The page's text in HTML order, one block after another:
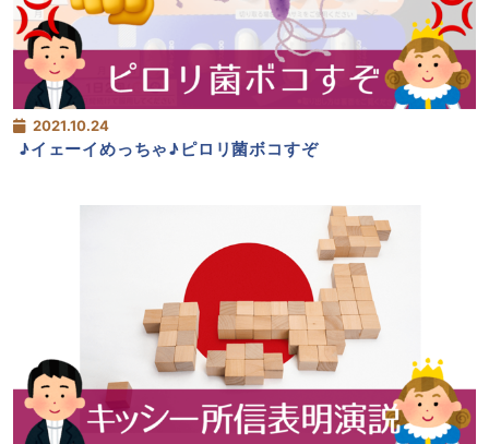
2021.10.24
♪イェーイめっちゃ♪ピロリ菌ボコすぞ